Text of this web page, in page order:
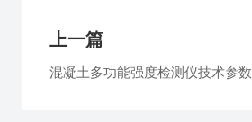
上一篇
混凝土多功能强度检测仪技术参数